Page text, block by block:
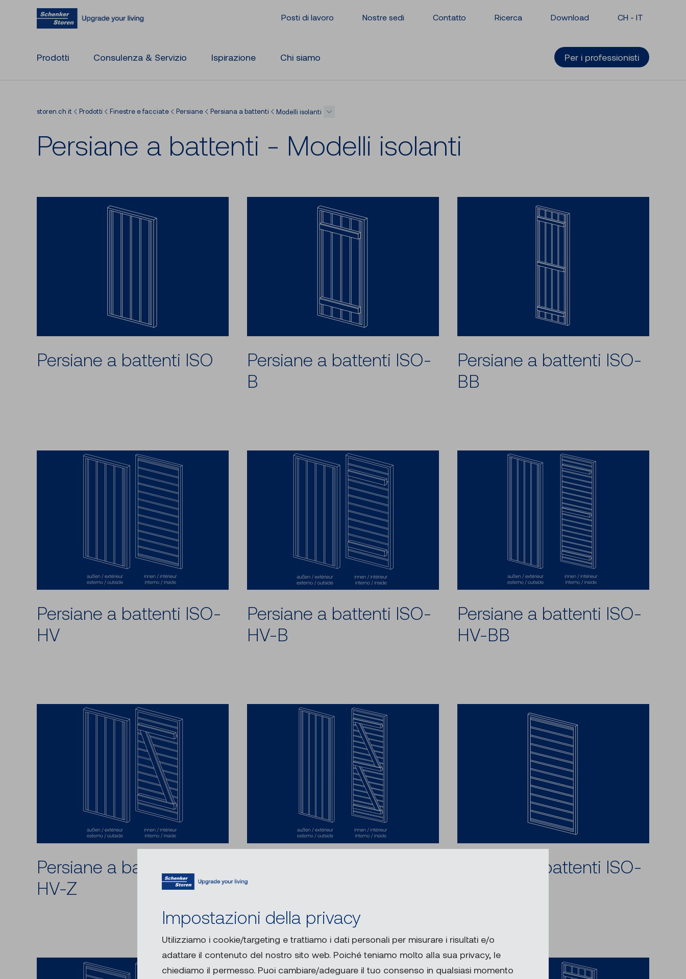
Impostazioni della privacy
Utilizziamo i cookie/targeting e trattiamo i dati personali per misurare i risultati e/o
adattare il contenuto del nostro sito web. Poiché teniamo molto alla sua privacy, le
chiediamo il permesso. Puoi cambiare/adeguare il tuo consenso in qualsiasi momento
Posti di lavoro Nostre sedi Contatto Ricerca Download CH - IT
Prodotti Consulenza & Servizio Ispirazione Chi siamo Per i professionisti
storen.ch it Prodotti Finestre e facciate Persiane Persiana a battenti Modelli isolanti
Per­sia­ne a bat­ten­ti - Mo­del­li iso­lan­ti
Persiane a battenti ISO
Persiane a battenti ISO-
B
Persiane a battenti ISO-
BB
Persiane a battenti ISO-
HV
Persiane a battenti ISO-
HV-B
Persiane a battenti ISO-
HV-BB
Persiane a battenti ISO-
HV-Z
HV-ZZ
Persiane a battenti ISO-